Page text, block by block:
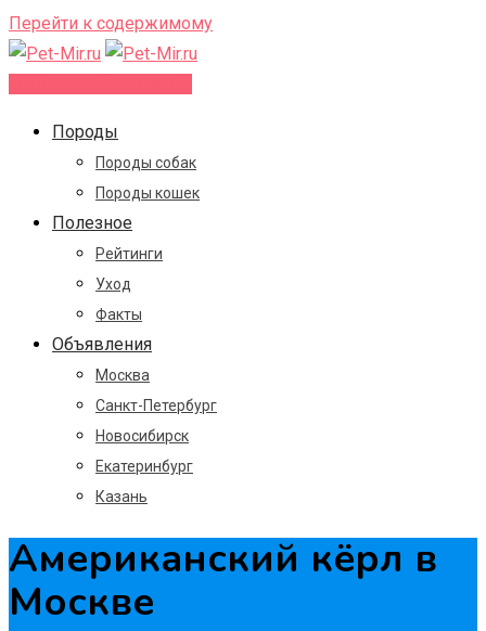
Перейти к содержимому
Породы
Породы собак
Породы кошек
Полезное
Рейтинги
Уход
Факты
Объявления
Москва
Санкт-Петербург
Новосибирск
Екатеринбург
Казань
Американский кёрл в
Москве